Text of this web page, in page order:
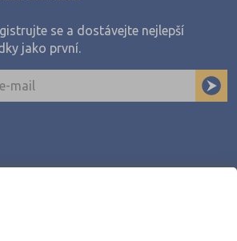
se a dostávejte nejlepší
jako první.